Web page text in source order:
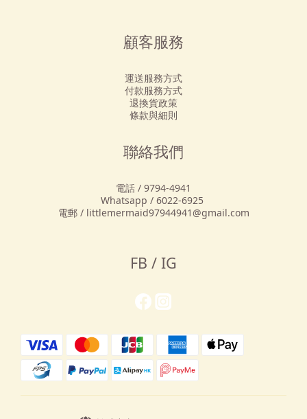
顧客服務
運送服務方式
付款服務方式
退換貨政策
條款與細則
聯絡我們
電話 / 9794-4941
Whatsapp / 6022-6925
電郵 / littlemermaid97944941@gmail.com
FB / IG